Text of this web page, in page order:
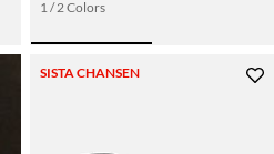
1 / 2 Colors
SISTA CHANSEN